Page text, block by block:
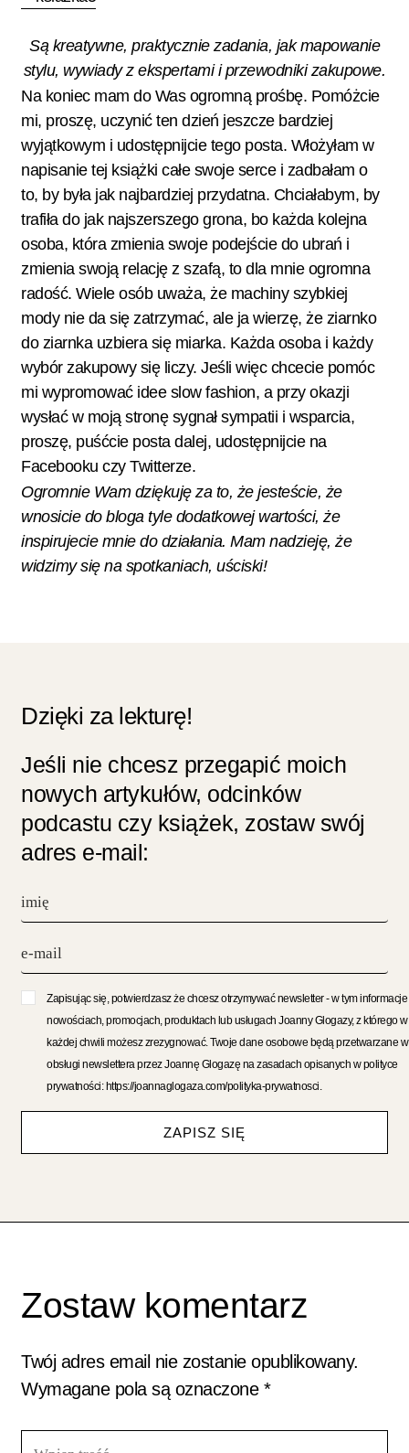
Są kreatywne, praktycznie zadania, jak mapowanie
stylu, wywiady z ekspertami i przewodniki zakupowe.
Na koniec mam do Was ogromną prośbę. Pomóżcie
mi, proszę, uczynić ten dzień jeszcze bardziej
wyjątkowym i udostępnijcie tego posta. Włożyłam w
napisanie tej książki całe swoje serce i zadbałam o
to, by była jak najbardziej przydatna. Chciałabym, by
trafiła do jak najszerszego grona, bo każda kolejna
osoba, która zmienia swoje podejście do ubrań i
zmienia swoją relację z szafą, to dla mnie ogromna
radość. Wiele osób uważa, że machiny szybkiej
mody nie da się zatrzymać, ale ja wierzę, że ziarnko
do ziarnka uzbiera się miarka. Każda osoba i każdy
wybór zakupowy się liczy. Jeśli więc chcecie pomóc
mi wypromować idee slow fashion, a przy okazji
wysłać w moją stronę sygnał sympatii i wsparcia,
proszę, puśćcie posta dalej, udostępnijcie na
Facebooku czy Twitterze.
Ogromnie Wam dziękuję za to, że jesteście, że
wnosicie do bloga tyle dodatkowej wartości, że
inspirujecie mnie do działania. Mam nadzieję, że
widzimy się na spotkaniach, uściski!
Dzięki za lekturę!
Jeśli nie chcesz przegapić moich
nowych artykułów, odcinków
podcastu czy książek, zostaw swój
adres e-mail:
Zapisując się, potwierdzasz że chcesz otrzymywać newsletter - w tym informacje
nowościach, promocjach, produktach lub usługach Joanny Glogazy, z którego w
każdej chwili możesz zrezygnować. Twoje dane osobowe będą przetwarzane
obsługi newslettera przez Joannę Glogazę na zasadach opisanych w polityce
prywatności: https://joannaglogaza.com/polityka-prywatnosci.
ZAPISZ SIĘ
Zostaw komentarz
Twój adres email nie zostanie opublikowany.
Wymagane pola są oznaczone *